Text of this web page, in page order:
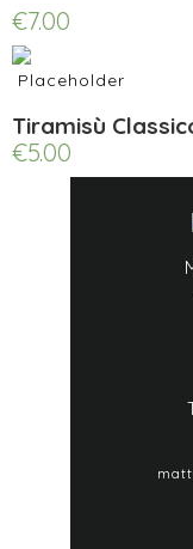
€7.00
Tiramisù
€5.00